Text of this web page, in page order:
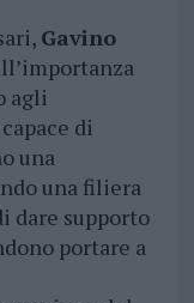
Gavino
agli
di
una
una filiera
dare supporto
portare a